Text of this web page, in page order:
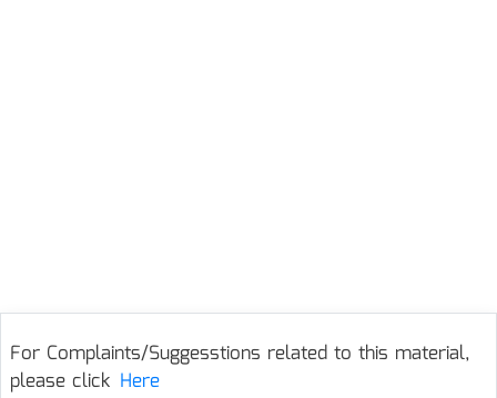
For Complaints/Suggesstions related to this material,
please click Here